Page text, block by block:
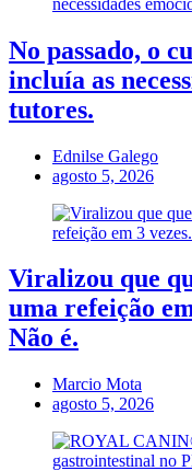
No passado, o
incluía as
tutores.
Ednilse Galego
agosto 5, 2026
Viralizou que
uma refeição
Não é.
Marcio Mota
agosto 5, 2026